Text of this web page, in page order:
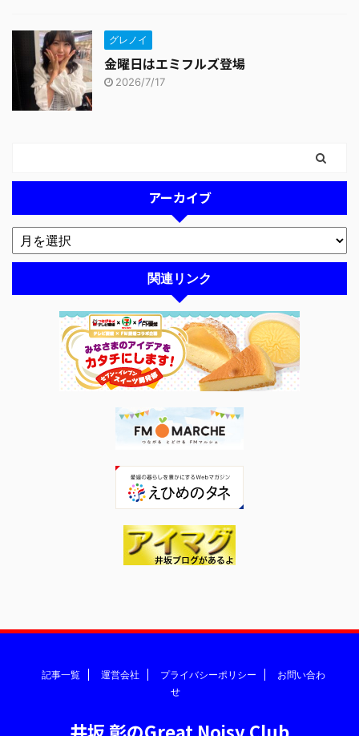
グレノイ
金曜日はエミフルズ登場
2026/7/17
アーカイブ
関連リンク
記事一覧 運営会社 プライバシーポリシー
お問い合わ
せ